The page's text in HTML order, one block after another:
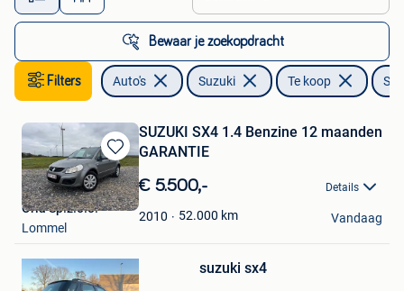
Bewaar je zoekopdracht
Filters Auto's Suzuki Te koop
Bewaren
in
Mijn
Favorieten
SUZUKI SX4 1.4 Benzine 12 maanden
GARANTIE
€ 5.500,- Details
2010 52.000 km
Oria Sp.z.o.o.
Lommel
Vandaag
Favorieten
suzuki sx4